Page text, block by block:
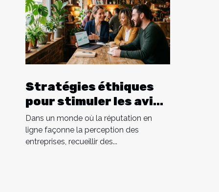
Stratégies éthiques
pour stimuler les avis
positifs en ligne
Dans un monde où la réputation en
ligne façonne la perception des
entreprises, recueillir des...